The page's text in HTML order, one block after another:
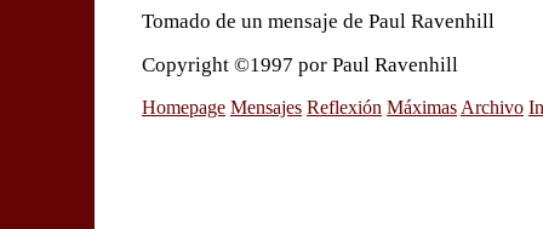
Tomado de un mensaje de Paul Ravenhill
Copyright ©1997 por Paul Ravenhill
Homepage Mensajes Reflexión Máximas Archivo